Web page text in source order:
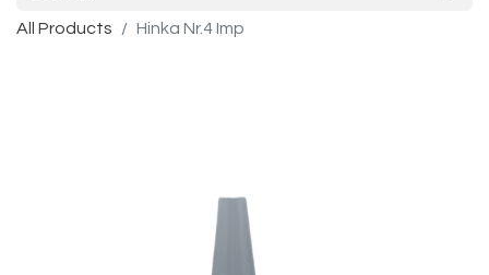
All Products Hinka Nr.4 Imp